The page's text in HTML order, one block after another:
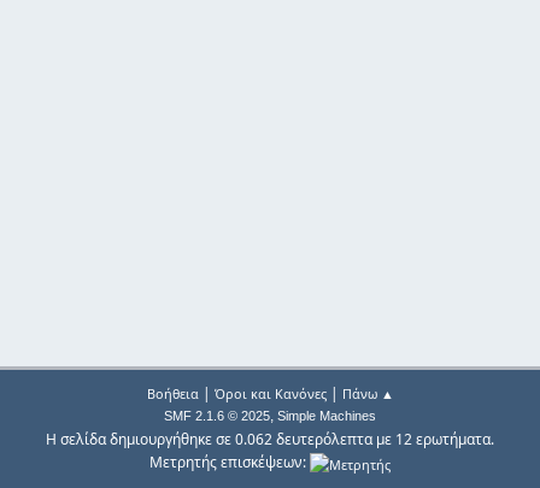
Βοήθεια| Όροι και Κανόνες| Πάνω ▲
SMF 2.1.6 © 2025, Simple Machines
Η σελίδα δημιουργήθηκε σε 0.062 δευτερόλεπτα με 12 ερωτήματα.
Μετρητής επισκέψεων: